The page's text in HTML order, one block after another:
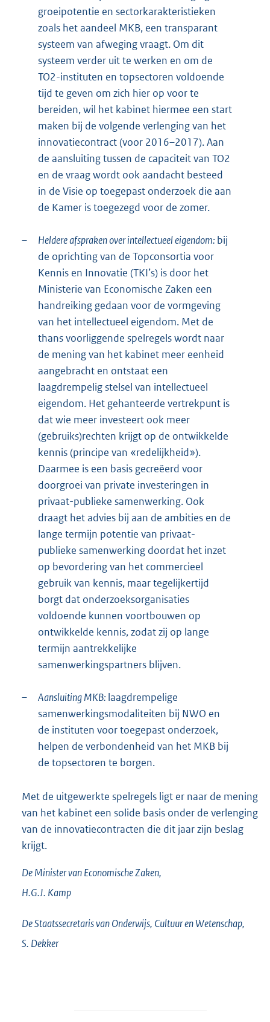
groeipotentie en sectorkarakteristieken
zoals het aandeel MKB, een transparant
systeem van afweging vraagt. Om dit
systeem verder uit te werken en om de
TO2-instituten en topsectoren voldoende
tijd te geven om zich hier op voor te
bereiden, wil het kabinet hiermee een start
maken bij de volgende verlenging van het
innovatiecontract (voor 2016–2017). Aan
de aansluiting tussen de capaciteit van TO2
en de vraag wordt ook aandacht besteed
in de Visie op toegepast onderzoek die aan
de Kamer is toegezegd voor de zomer.
– Heldere afspraken over intellectueel eigendom: bij
de oprichting van de Topconsortia voor
Kennis en Innovatie (TKI’s) is door het
Ministerie van Economische Zaken een
handreiking gedaan voor de vormgeving
van het intellectueel eigendom. Met de
thans voorliggende spelregels wordt naar
de mening van het kabinet meer eenheid
aangebracht en ontstaat een
laagdrempelig stelsel van intellectueel
eigendom. Het gehanteerde vertrekpunt is
dat wie meer investeert ook meer
(gebruiks)rechten krijgt op de ontwikkelde
kennis (principe van «redelijkheid»).
Daarmee is een basis gecreëerd voor
doorgroei van private investeringen in
privaat-publieke samenwerking. Ook
draagt het advies bij aan de ambities en de
lange termijn potentie van privaat-
publieke samenwerking doordat het inzet
op bevordering van het commercieel
gebruik van kennis, maar tegelijkertijd
borgt dat onderzoeksorganisaties
voldoende kunnen voortbouwen op
ontwikkelde kennis, zodat zij op lange
termijn aantrekkelijke
samenwerkingspartners blijven.
– Aansluiting MKB: laagdrempelige
samenwerkingsmodaliteiten bij NWO en
de instituten voor toegepast onderzoek,
helpen de verbondenheid van het MKB bij
de topsectoren te borgen.
Met de uitgewerkte spelregels ligt er naar de mening
van het kabinet een solide basis onder de verlenging
van de innovatiecontracten die dit jaar zijn beslag
krijgt.
De Minister van Economische Zaken,
H.G.J. Kamp
De Staatssecretaris van Onderwijs, Cultuur en Wetenschap,
S. Dekker